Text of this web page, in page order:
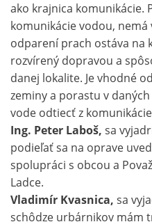
ako krajnica komunikácie.
komunikácie vodou,
odparení prach ostáva na
rozvírený dopravou a
danej lokalite. Je vhodné
zeminy a porastu v
vode odtiecť z
Ing. Peter Laboš, sa
podieľať sa na oprave
spolupráci s obcou a
Ladce.
Vladimír Kvasnica, sa
schôdze urbárnikov mám